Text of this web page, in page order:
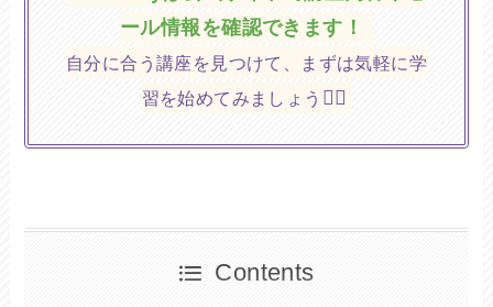
ール情報を確認できます！
自分に合う講座を見つけて、まずは気軽に学
習を始めてみましょう 🏃‍♀️
Contents